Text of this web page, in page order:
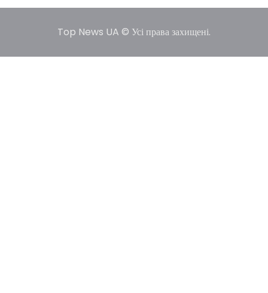
5
Kolomysheva Anastasiya
17 Червня,
У США не виключають застосування сили проти
принесуть бажаних результатів.…
Top News UA © Усі права захищені.